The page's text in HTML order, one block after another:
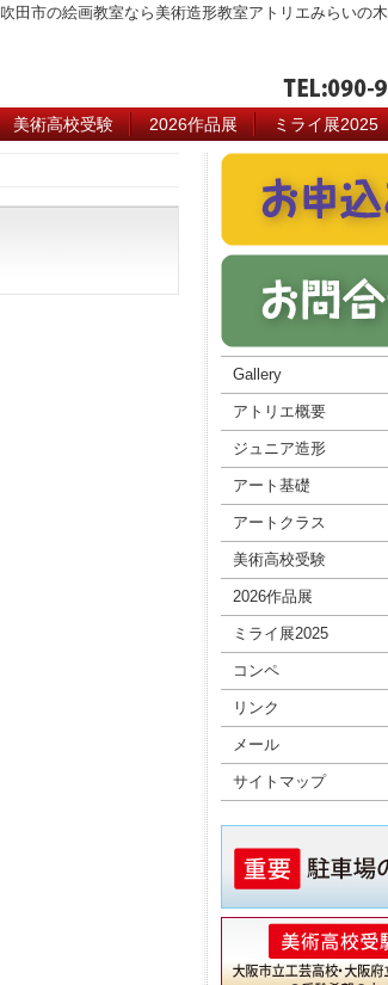
吹田市の絵画教室なら美術造形教室アトリエみらいの木
美術高校受験 2026作品展 ミライ展2025
Gallery
アトリエ概要
ジュニア造形
アート基礎
アートクラス
美術高校受験
2026作品展
ミライ展2025
コンペ
リンク
メール
サイトマップ